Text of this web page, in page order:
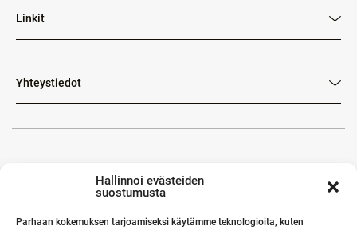
Hallinnoi evästeiden
suostumusta
Parhaan kokemuksen tarjoamiseksi käytämme teknologioita, kuten
Linkit
Yhteystiedot